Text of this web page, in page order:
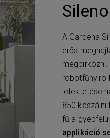
A Gardena
erős
robotfűnyíró
lefektetése
850
fű a
applikáció